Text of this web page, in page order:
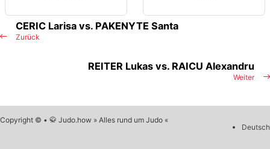
Zurück
CERIC Larisa vs. PAKENYTE Santa
Weiter
REITER Lukas vs. RAICU Alexandru
Copyright © • 🥋 Judo.how » Alles rund um Judo «
Deutsch